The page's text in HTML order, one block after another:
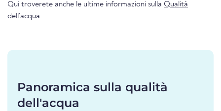
Qui troverete anche le ultime informazioni sulla Qualità
dell'acqua.
Panoramica sulla qualità
dell'acqua